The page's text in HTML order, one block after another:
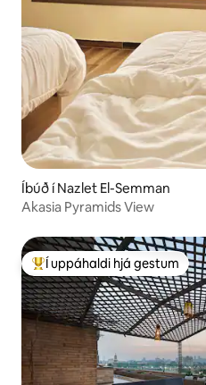
Íbúð í Nazlet El-Semman
Akasia Pyramids View
Í mestu uppáhaldi hjá gestum
Í uppáhaldi hjá gestum